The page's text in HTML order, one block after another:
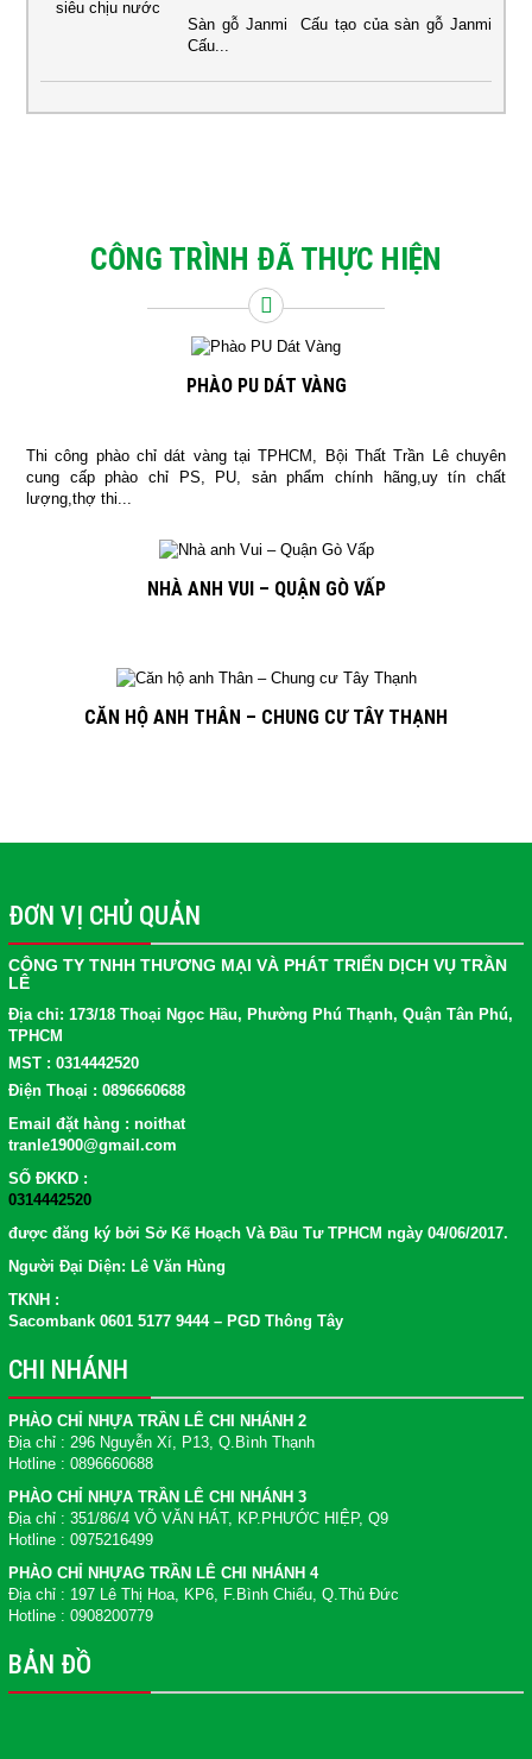
Sàn gỗ Janmi Cấu tạo của sàn gỗ Janmi
Cấu...
CÔNG TRÌNH ĐÃ THỰC HIỆN
PHÀO PU DÁT VÀNG
Thi công phào chỉ dát vàng tại TPHCM, Bội Thất Trần Lê chuyên
cung cấp phào chỉ PS, PU, sản phẩm chính hãng,uy tín chất
lượng,thợ thi...
NHÀ ANH VUI – QUẬN GÒ VẤP
CĂN HỘ ANH THÂN – CHUNG CƯ TÂY THẠNH
ĐƠN VỊ CHỦ QUẢN
CÔNG TY TNHH THƯƠNG MẠI VÀ PHÁT TRIỂN DỊCH VỤ TRẦN
LÊ
Địa chỉ: 173/18 Thoại Ngọc Hầu, Phường Phú Thạnh, Quận Tân Phú,
TPHCM
MST : 0314442520
Điện Thoại : 0896660688
Email đặt hàng : noithat
tranle1900@gmail.com
SỐ ĐKKD :
0314442520
được đăng ký bởi Sở Kế Hoạch Và Đầu Tư TPHCM ngày 04/06/2017.
Người Đại Diện: Lê Văn Hùng
TKNH :
Sacombank 0601 5177 9444 – PGD Thông Tây
CHI NHÁNH
PHÀO CHỈ NHỰA TRẦN LÊ CHI NHÁNH 2
Địa chỉ : 296 Nguyễn Xí, P13, Q.Bình Thạnh
Hotline : 0896660688
PHÀO CHỈ NHỰA TRẦN LÊ CHI NHÁNH 3
Địa chỉ : 351/86/4 VÕ VĂN HÁT, KP.PHƯỚC HIỆP, Q9
Hotline : 0975216499
PHÀO CHỈ NHỰAG TRẦN LÊ CHI NHÁNH 4
Địa chỉ : 197 Lê Thị Hoa, KP6, F.Bình Chiểu, Q.Thủ Đức
Hotline : 0908200779
BẢN ĐỒ